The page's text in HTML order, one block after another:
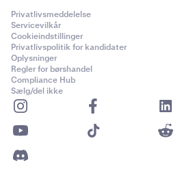
Privatlivsmeddelelse
Servicevilkår
Cookieindstillinger
Privatlivspolitik for kandidater
Oplysninger
Regler for børshandel
Compliance Hub
Sælg/del ikke